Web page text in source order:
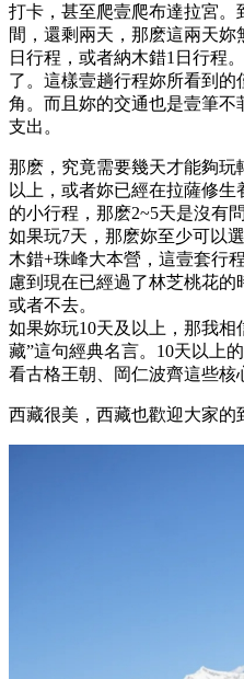
打卡，甚至爬壹爬布達拉宮
間，還剩兩天，那麽這兩天妳
日行程，或者納木錯1日行程
了。這樣壹趟行程妳所看到
角。而且妳的交通也是壹筆
支出。
那麽，究竟需要幾天才能夠玩
以上，或者妳已經在拉薩修
的小行程，那麽2~5天是沒有問
如果玩7天，那麽妳至少可以
木錯+珠峰大本營，這壹套行
慮到現在已經過了林芝桃花
或者不去。
如果妳玩10天及以上，那我
藏”這句經典名言。10天以上
看古格王朝、岡仁波齊這些核
西藏很美，西藏也歡迎大家的